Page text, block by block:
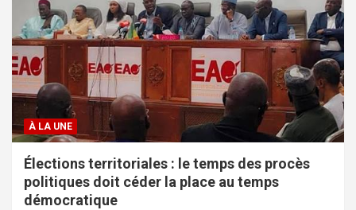
À LA UNE
Élections territoriales : le temps des procès
politiques doit céder la place au temps
démocratique